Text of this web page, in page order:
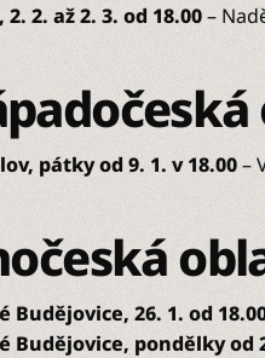
2. 2. až 2. 3. od 18.00–
pátky od 9. 1. v 18.00–
Budějovice, 26. 1. od
Budějovice, pondělky od